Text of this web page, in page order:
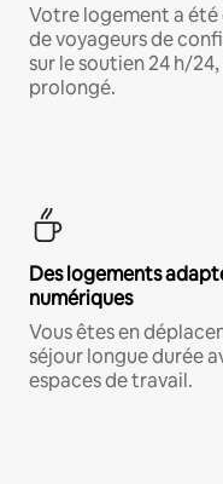
Votre logement a
de voyageurs de
sur le soutien 24 h/
prolongé.
Des logements
numériques
Vous êtes en
séjour longue durée
espaces de travail.